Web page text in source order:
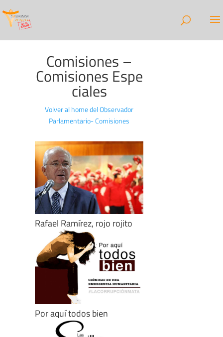
Comisiones –
Comisiones Espe
ciales
Volver al home del Observador
Parlamentario- Comisiones
Rafael Ramírez, rojo rojito
Por aquí todos bien